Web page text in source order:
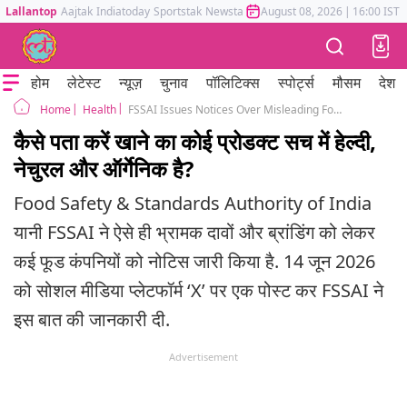
Lallantop Aajtak Indiatoday Sportstak Newstak Mumbai Tak Astrotak
August 08, 2026 | 16:00 IST
होम लेटेस्ट न्यूज़ चुनाव पॉलिटिक्स स्पोर्ट्स मौसम देश
Home Health FSSAI Issues Notices Over Misleading Food Claims And Branding
कैसे पता करें खाने का कोई प्रोडक्ट सच में हेल्दी,
नेचुरल और ऑर्गेनिक है?
Food Safety & Standards Authority of India
यानी FSSAI ने ऐसे ही भ्रामक दावों और ब्रांडिंग को लेकर
कई फूड कंपनियों को नोटिस जारी किया है. 14 जून 2026
को सोशल मीडिया प्लेटफॉर्म ‘X’ पर एक पोस्ट कर FSSAI ने
इस बात की जानकारी दी.
Advertisement